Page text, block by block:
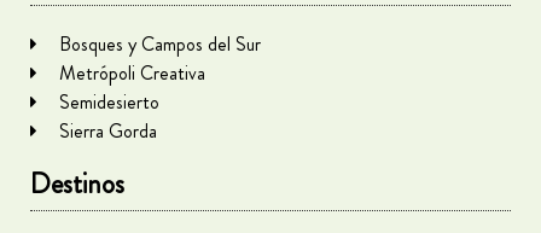
Bosques y Campos del Sur
Metrópoli Creativa
Semidesierto
Sierra Gorda
Destinos